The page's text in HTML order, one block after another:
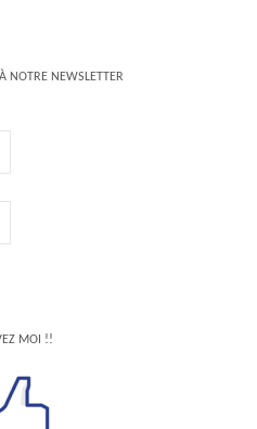
NOTRE NEWSLETTER
MOI !!